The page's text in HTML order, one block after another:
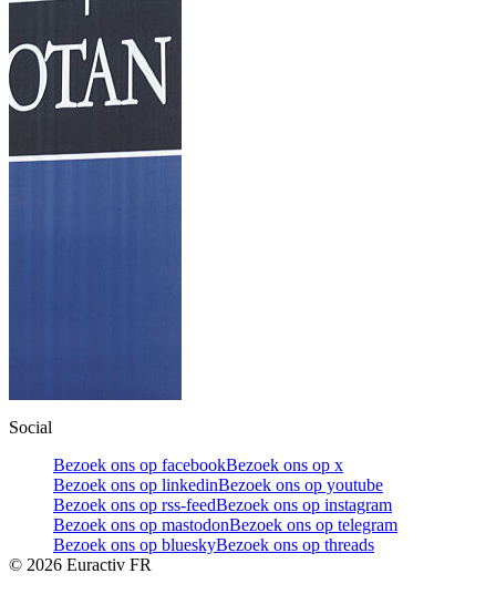
Social
Bezoek ons op facebookBezoek ons op x
Bezoek ons op linkedinBezoek ons op youtube
Bezoek ons op rss-feedBezoek ons op instagram
Bezoek ons op mastodonBezoek ons op telegram
Bezoek ons op blueskyBezoek ons op threads
© 2026 Euractiv FR